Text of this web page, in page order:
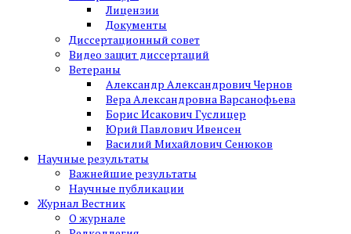
Лицензии
Документы
Диссертационный совет
Видео защит диссертаций
Ветераны
Александр Александрович Чернов
Вера Александровна Варсанофьева
Борис Исакович Гуслицер
Юрий Павлович Ивенсен
Василий Михайлович Сенюков
Научные результаты
Важнейшие результаты
Научные публикации
Журнал Вестник
О журнале